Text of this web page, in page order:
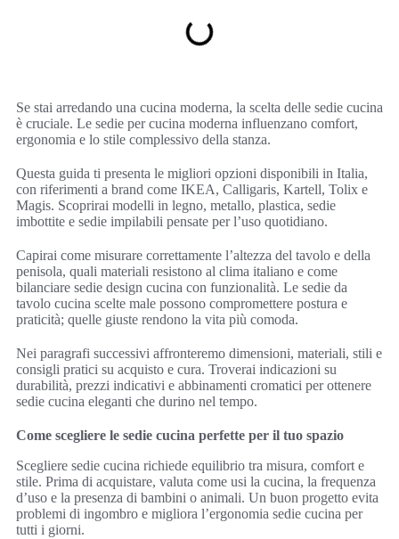
Se stai arredando una cucina moderna, la scelta delle sedie cucina
è cruciale. Le sedie per cucina moderna influenzano comfort,
ergonomia e lo stile complessivo della stanza.
Questa guida ti presenta le migliori opzioni disponibili in Italia,
con riferimenti a brand come IKEA, Calligaris, Kartell, Tolix e
Magis. Scoprirai modelli in legno, metallo, plastica, sedie
imbottite e sedie impilabili pensate per l’uso quotidiano.
Capirai come misurare correttamente l’altezza del tavolo e della
penisola, quali materiali resistono al clima italiano e come
bilanciare sedie design cucina con funzionalità. Le sedie da
tavolo cucina scelte male possono compromettere postura e
praticità; quelle giuste rendono la vita più comoda.
Nei paragrafi successivi affronteremo dimensioni, materiali, stili e
consigli pratici su acquisto e cura. Troverai indicazioni su
durabilità, prezzi indicativi e abbinamenti cromatici per ottenere
sedie cucina eleganti che durino nel tempo.
Come scegliere le sedie cucina perfette per il tuo spazio
Scegliere sedie cucina richiede equilibrio tra misura, comfort e
stile. Prima di acquistare, valuta come usi la cucina, la frequenza
d’uso e la presenza di bambini o animali. Un buon progetto evita
problemi di ingombro e migliora l’ergonomia sedie cucina per
tutti i giorni.